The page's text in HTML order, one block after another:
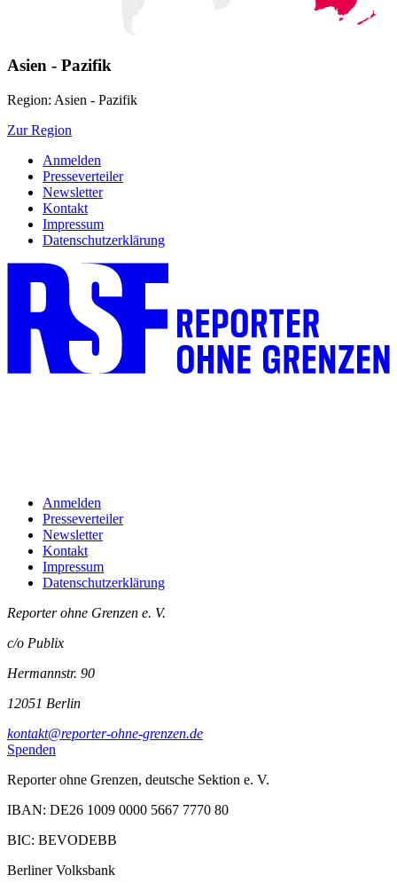
Asien - Pazifik
Region: Asien - Pazifik
Zur Region
Anmelden
Presseverteiler
Newsletter
Kontakt
Impressum
Datenschutzerklärung
Anmelden
Presseverteiler
Newsletter
Kontakt
Impressum
Datenschutzerklärung
Reporter ohne Grenzen e. V.
c/o Publix
Hermannstr. 90
12051 Berlin
kontakt@reporter-ohne-grenzen.de
Spenden
Reporter ohne Grenzen, deutsche Sektion e. V.
IBAN: DE26 1009 0000 5667 7770 80
BIC: BEVODEBB
Berliner Volksbank